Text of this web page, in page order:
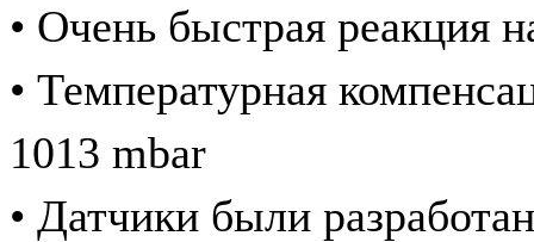
• Очень быстрая реакция
• Температурная
1013 mbar
• Датчики были